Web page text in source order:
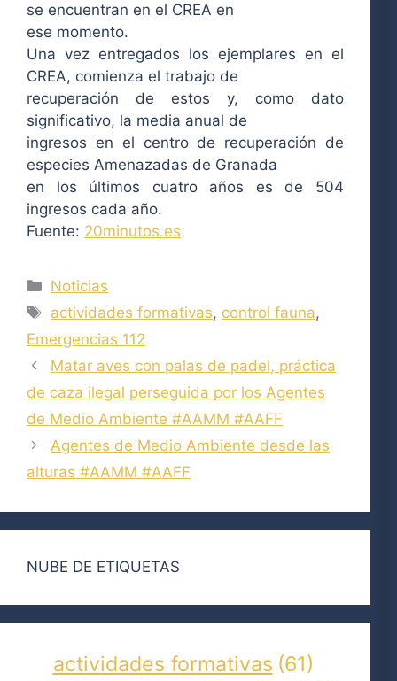
se encuentran en el CREA en
ese momento.
Una vez entregados los ejemplares en el
CREA, comienza el trabajo de
recuperación de estos y, como dato
significativo, la media anual de
ingresos en el centro de recuperación de
especies Amenazadas de Granada
en los últimos cuatro años es de 504
ingresos cada año.
Fuente: 20minutos.es
Categorías
Noticias
Etiquetas
actividades formativas, control fauna,
Emergencias 112
Matar aves con palas de padel, práctica
de caza ilegal perseguida por los Agentes
de Medio Ambiente #AAMM #AAFF
Agentes de Medio Ambiente desde las
alturas #AAMM #AAFF
NUBE DE ETIQUETAS
actividades formativas (61)